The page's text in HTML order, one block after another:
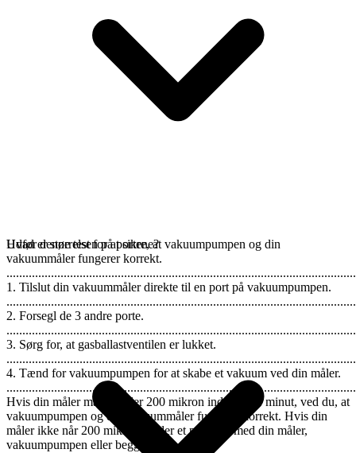
Udfør denne test for at sikre, at vakuumpumpen og din
vakuummåler fungerer korrekt.
1. Tilslut din vakuummåler direkte til en port på vakuumpumpen.
2. Forsegl de 3 andre porte.
3. Sørg for, at gasballastventilen er lukket.
4. Tænd for vakuumpumpen for at skabe et vakuum ved din måler.
Hvis din måler måler under 200 mikron inden for 1 minut, ved du, at
vakuumpumpen og din vakuummåler fungerer korrekt. Hvis din
måler ikke når 200 mikron, er der et problem med din måler,
vakuumpumpen eller begge dele.
Hvad er størrelsen på portene?